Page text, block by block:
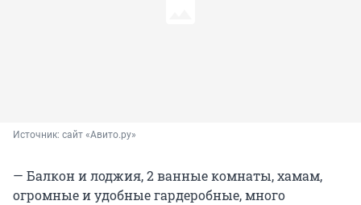
Источник: сайт «Авито.ру»
— Балкон и лоджия, 2 ванные комнаты, хамам,
огромные и удобные гардеробные, много